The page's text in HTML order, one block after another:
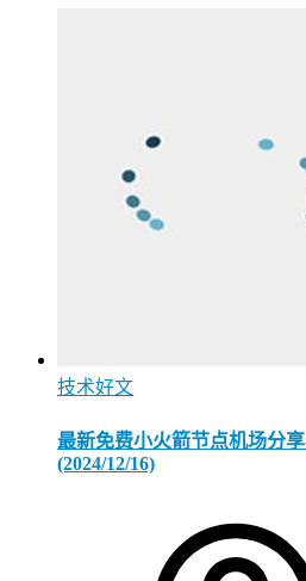
技术好文
最新免费小火箭节点机场分
(2024/12/16)